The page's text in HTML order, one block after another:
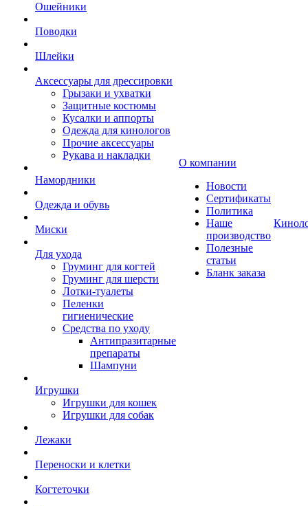
Ошейники
Поводки
Шлейки
Аксессуары для дрессировки
Грызаки и ухватки
Защитные костюмы
Кусалки и аппорты
Одежда для кинологов
Прочие аксессуары
Рукава и накладки
Намордники
Одежда и обувь
Миски
Для ухода
Груминг для когтей
Груминг для шерсти
Лотки-туалеты
Пеленки
гигиенические
Средства по уходу
Антипразитарные
препараты
Шампуни
Игрушки
Игрушки для кошек
Игрушки для собак
Лежаки
Переноски и клетки
Когтеточки
О компании
Новости
Сертификаты
Политика
Наше
производство
Полезные
статьи
Бланк заказа